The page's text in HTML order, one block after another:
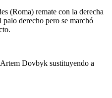
(Roma) remate con la derecha
palo derecho pero se marchó
Dovbyk sustituyendo a